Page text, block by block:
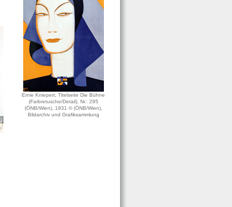
Ernie Kniepert, Titelseite Die Bühne
(Farbretusche/Detail), Nr.: 295
(ÖNB/Wien), 1931 © (ÖNB/Wien),
Bildarchiv und Grafiksammlung